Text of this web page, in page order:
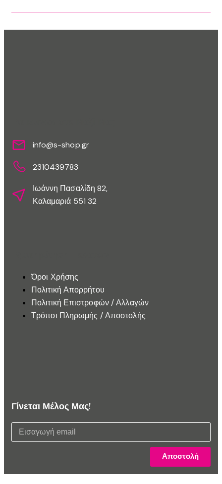
info@s-shop.gr
2310439783
Ιωάννη Πασαλίδη 82,
Καλαμαριά 551 32
Όροι Χρήσης
Πολιτική Απορρήτου
Πολιτική Επιστροφών / Αλλαγών
Τρόποι Πληρωμής / Αποστολής
Γίνεται Μέλος Μας!
Αποστολή